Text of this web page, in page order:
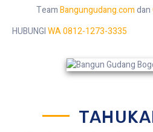
TeamBangungudang.comdan
HUBUNGIWA 0812-1273-3335